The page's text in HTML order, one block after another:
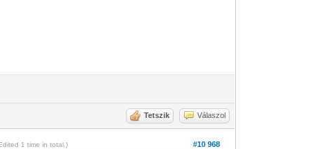
Tetszik Válaszol
#10 968
Edited 1 time in total.)